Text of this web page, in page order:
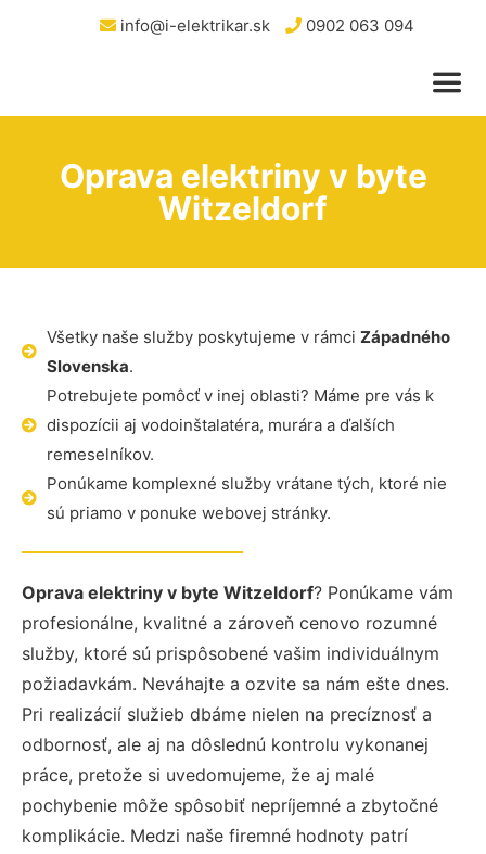
info@i-elektrikar.sk 0902 063 094
Oprava elektriny v byte
Witzeldorf
Všetky naše služby poskytujeme v rámci Západného
Slovenska.
Potrebujete pomôcť v inej oblasti? Máme pre vás k
dispozícii aj vodoinštalatéra, murára a ďalších
remeselníkov.
Ponúkame komplexné služby vrátane tých, ktoré nie
sú priamo v ponuke webovej stránky.
Oprava elektriny v byte Witzeldorf? Ponúkame vám
profesionálne, kvalitné a zároveň cenovo rozumné
služby, ktoré sú prispôsobené vašim individuálnym
požiadavkám. Neváhajte a ozvite sa nám ešte dnes.
Pri realizácií služieb dbáme nielen na precíznosť a
odbornosť, ale aj na dôslednú kontrolu vykonanej
práce, pretože si uvedomujeme, že aj malé
pochybenie môže spôsobiť nepríjemné a zbytočné
komplikácie. Medzi naše firemné hodnoty patrí